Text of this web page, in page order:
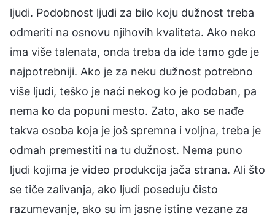
ljudi. Podobnost ljudi za bilo koju dužnost treba
odmeriti na osnovu njihovih kvaliteta. Ako neko
ima više talenata, onda treba da ide tamo gde je
najpotrebniji. Ako je za neku dužnost potrebno
više ljudi, teško je naći nekog ko je podoban, pa
nema ko da popuni mesto. Zato, ako se nađe
takva osoba koja je još spremna i voljna, treba je
odmah premestiti na tu dužnost. Nema puno
ljudi kojima je video produkcija jača strana. Ali što
se tiče zalivanja, ako ljudi poseduju čisto
razumevanje, ako su im jasne istine vezane za